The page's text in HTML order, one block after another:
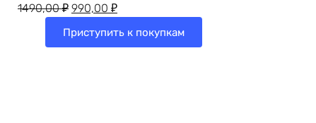
1490,00₽ Первоначальная
составляла
990,00 ₽Текущая
990,00 ₽.
Приступить к покупкам